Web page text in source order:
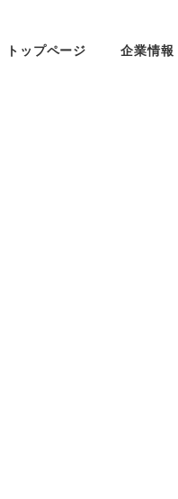
トップページ 企業情報